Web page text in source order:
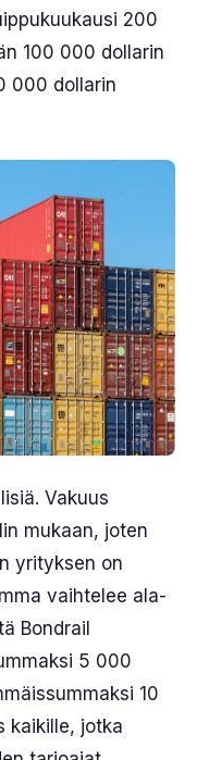
200
100 000 dollarin
000 dollarin
Vakuus
mukaan, joten
yrityksen on
vaihtelee ala-
Bondrail
5 000
10
kaikille, jotka